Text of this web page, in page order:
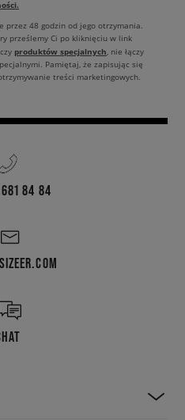
przez 48 godzin od jego otrzymania.
prześlemy Ci po kliknięciu w link
produktów specjalnych, nie łączy
Pamiętaj, że zapisując się
treści marketingowych.
84 84